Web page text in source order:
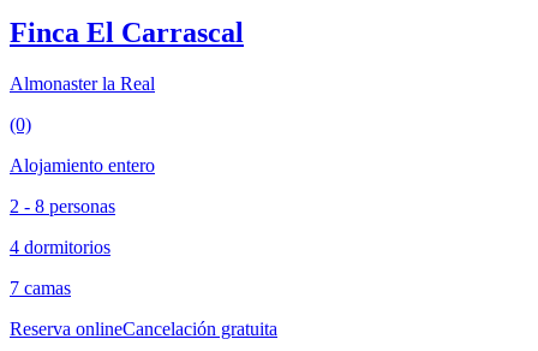
Finca El Carrascal
Almonaster la Real
(0)
Alojamiento entero
2 - 8 personas
4 dormitorios
7 camas
Reserva onlineCancelación gratuita